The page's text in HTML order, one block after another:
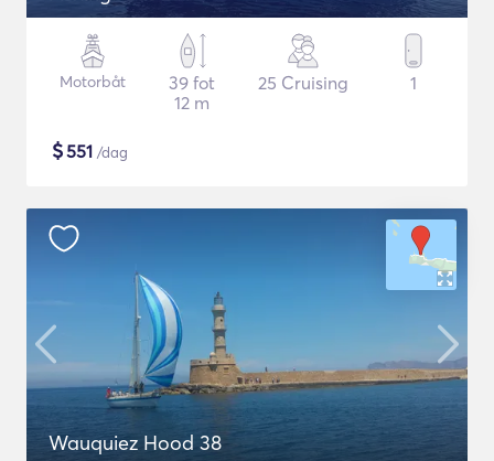
Motorbåt
39 fot
12 m
25 Cruising 1
$551 /dag
Wauquiez Hood 38